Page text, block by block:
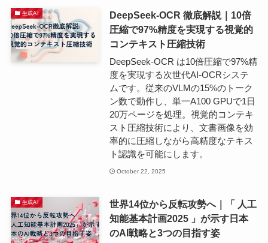
生成AI
DeepSeek-OCR 徹底解説｜10倍
圧縮で97%精度を実現する視覚的
コンテキスト圧縮技術
DeepSeek-OCR は10倍圧縮で97%精
度を実現する次世代AI-OCRシステ
ムです。従来のVLMの15%のトーク
ン数で動作し、単一A100 GPUで1日
20万ページを処理。視覚的コンテキ
スト圧縮技術により、文書画像を効
率的に圧縮しながら高精度なテキス
ト認識を可能にします。
October 22, 2025
生成AI
世界14位から反転攻勢へ｜「 人工
知能基本計画2025 」が示す日本
のAI戦略と3つの目指す姿